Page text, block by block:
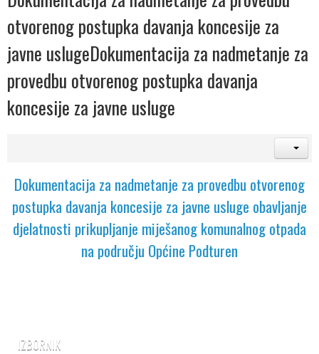
otvorenog postupka davanja koncesije za
javne uslugeDokumentacija za nadmetanje za
provedbu otvorenog postupka davanja
koncesije za javne usluge
Dokumentacija za nadmetanje za provedbu otvorenog
postupka davanja koncesije za javne usluge obavljanje
djelatnosti prikupljanje miješanog komunalnog otpada
na području Općine Podturen
IZBORNIK